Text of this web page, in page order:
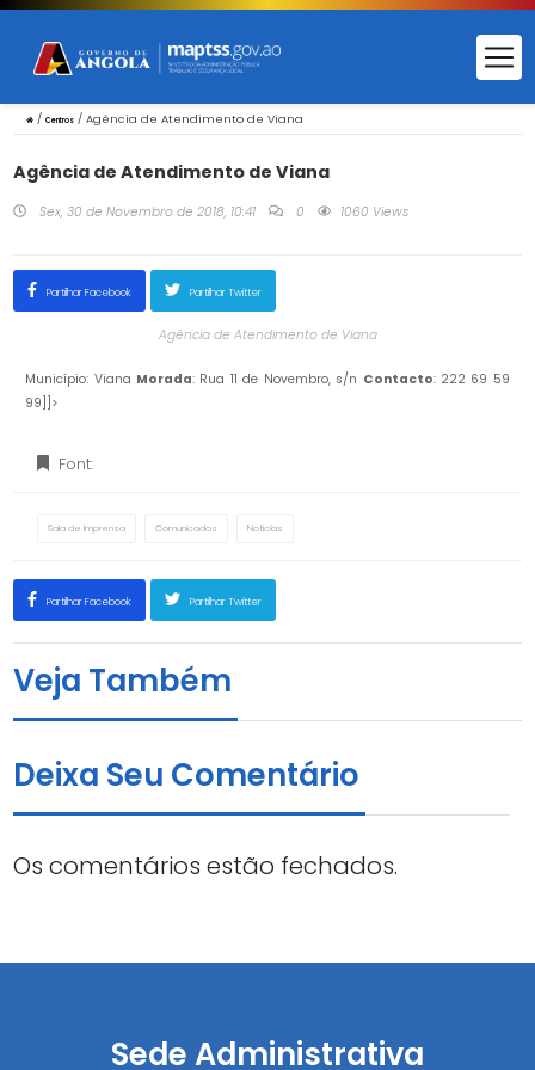
/ Centros/ Agência de Atendimento de Viana
Agência de Atendimento de Viana
Sex, 30 de Novembro de 2018, 10:41 0 1060 Views
Partilhar Facebook Partilhar Twitter
Agência de Atendimento de Viana
Município: Viana Morada: Rua 11 de Novembro, s/n Contacto: 222 69 59
99]]>
Font:
Sala de Imprensa Comunicados Notícias
Partilhar Facebook Partilhar Twitter
Veja Também
Deixa Seu Comentário
Os comentários estão fechados.
Sede Administrativa